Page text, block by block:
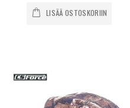
LISÄÄ OSTOSKORIIN